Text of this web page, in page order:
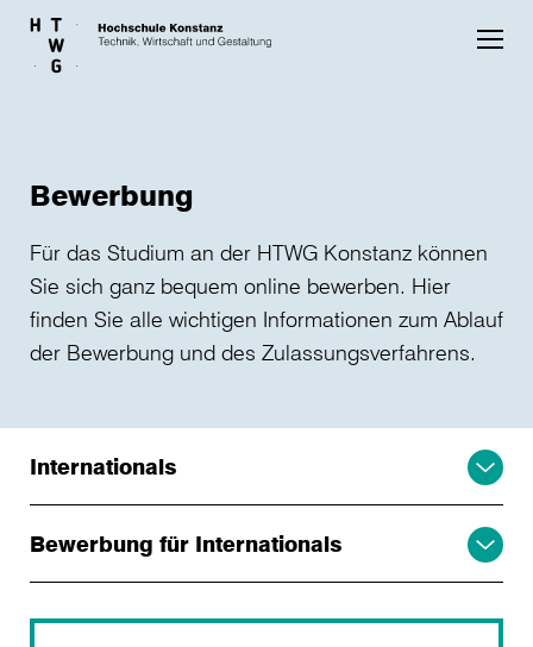
Skip to main content
Bewerbung
Für das Studium an der HTWG Konstanz können
Sie sich ganz bequem online bewerben. Hier
finden Sie alle wichtigen Informationen zum Ablauf
der Bewerbung und des Zulassungsverfahrens.
Internationals
Bewerbung für Internationals